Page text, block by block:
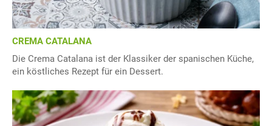
CREMA CATALANA
Die Crema Catalana ist der Klassiker der spanischen Küche,
ein köstliches Rezept für ein Dessert.